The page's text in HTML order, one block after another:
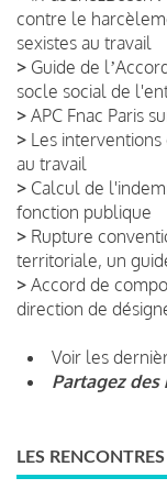
contre le
sexistes au travail
> Guide de
socle social de
> APC Fnac Paris
> Les
au travail
> Calcul de
fonction publique
> Rupture
territoriale, un
> Accord de
direction de
Voir les
Partagez des
LES RENCONTRES